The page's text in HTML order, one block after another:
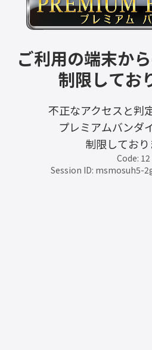
ご利用の端末か
制限してお
不正なアクセスと判
プレミアムバンダ
制限しており
Code: 12
Session ID: msmosuh5-